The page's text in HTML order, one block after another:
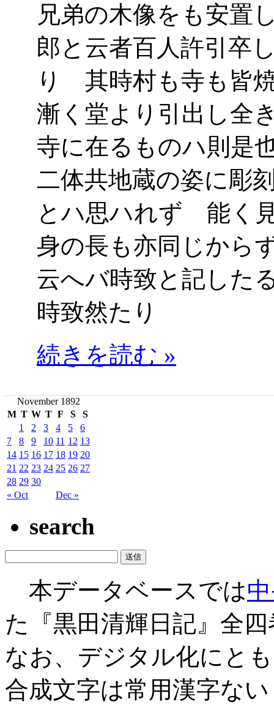
兄弟の木像をも安置
郎と云者百人許引卒
り 其時村も寺も皆
漸く堂より引出し全
寺に在るものハ則是
二体共地蔵の姿に彫
とハ思ハれず 能く
身の長も亦同じから
云へバ時致と記した
時致然たり
続きを読む »
November 1892
M T W T F S S
« Oct Dec »
1 2 3 4 5
6
7
8 9 10 11 12 13
14 15 16 17 18 19 20
21 22 23 24 25 26 27
28 29 30
search
本データベースでは
た『黒田清輝日記』全
なお、デジタル化にと
合成文字は常用漢字な